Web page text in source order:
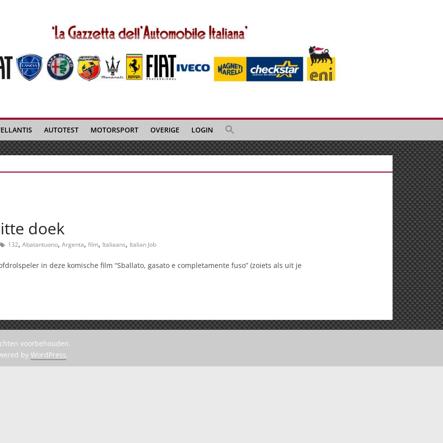
AUTOTEST MOTORSPORT OVERIGE LOGIN
doek
132, Abatantuono, Argenta, film, Italiaans, Italian Job
in deze komische film “Sballato, gasato e completamente fuso” (zoiets als uit je
voorbehouden.
by WordPress.